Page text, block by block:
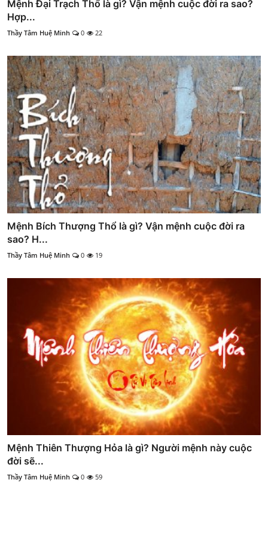
Mệnh Đại Trạch Thổ là gì? Vận mệnh cuộc đời ra sao?
Hợp...
Thầy Tâm Huệ Minh 0 22
Mệnh Bích Thượng Thổ là gì? Vận mệnh cuộc đời ra
sao? H...
Thầy Tâm Huệ Minh 0 19
Mệnh Thiên Thượng Hỏa là gì? Người mệnh này cuộc
đời sẽ...
Thầy Tâm Huệ Minh 0 59